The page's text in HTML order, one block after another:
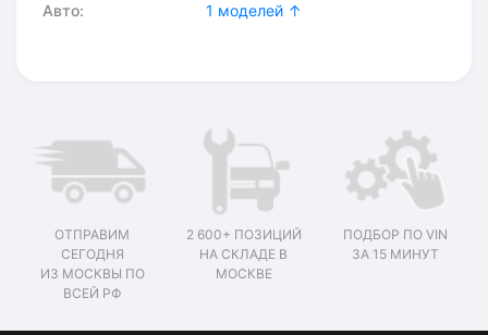
Авто: 1 моделей ↑
ОТПРАВИМ
СЕГОДНЯ
ИЗ МОСКВЫ ПО
ВСЕЙ РФ
2 600+ ПОЗИЦИЙ
НА СКЛАДЕ В
МОСКВЕ
ПОДБОР ПО VIN
ЗА 15 МИНУТ